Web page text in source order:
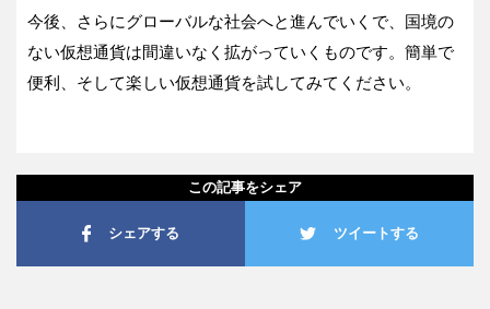
今後、さらにグローバルな社会へと進んでいくで、国境の
ない仮想通貨は間違いなく拡がっていくものです。簡単で
便利、そして楽しい仮想通貨を試してみてください。
この記事をシェア
シェアする ツイートする